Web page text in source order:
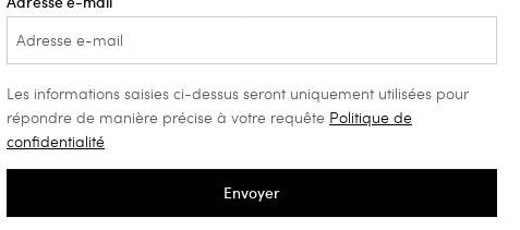
Les informations saisies ci-dessus seront uniquement utilisées pour
répondre de manière précise à votre requête Politique de
confidentialité
Envoyer